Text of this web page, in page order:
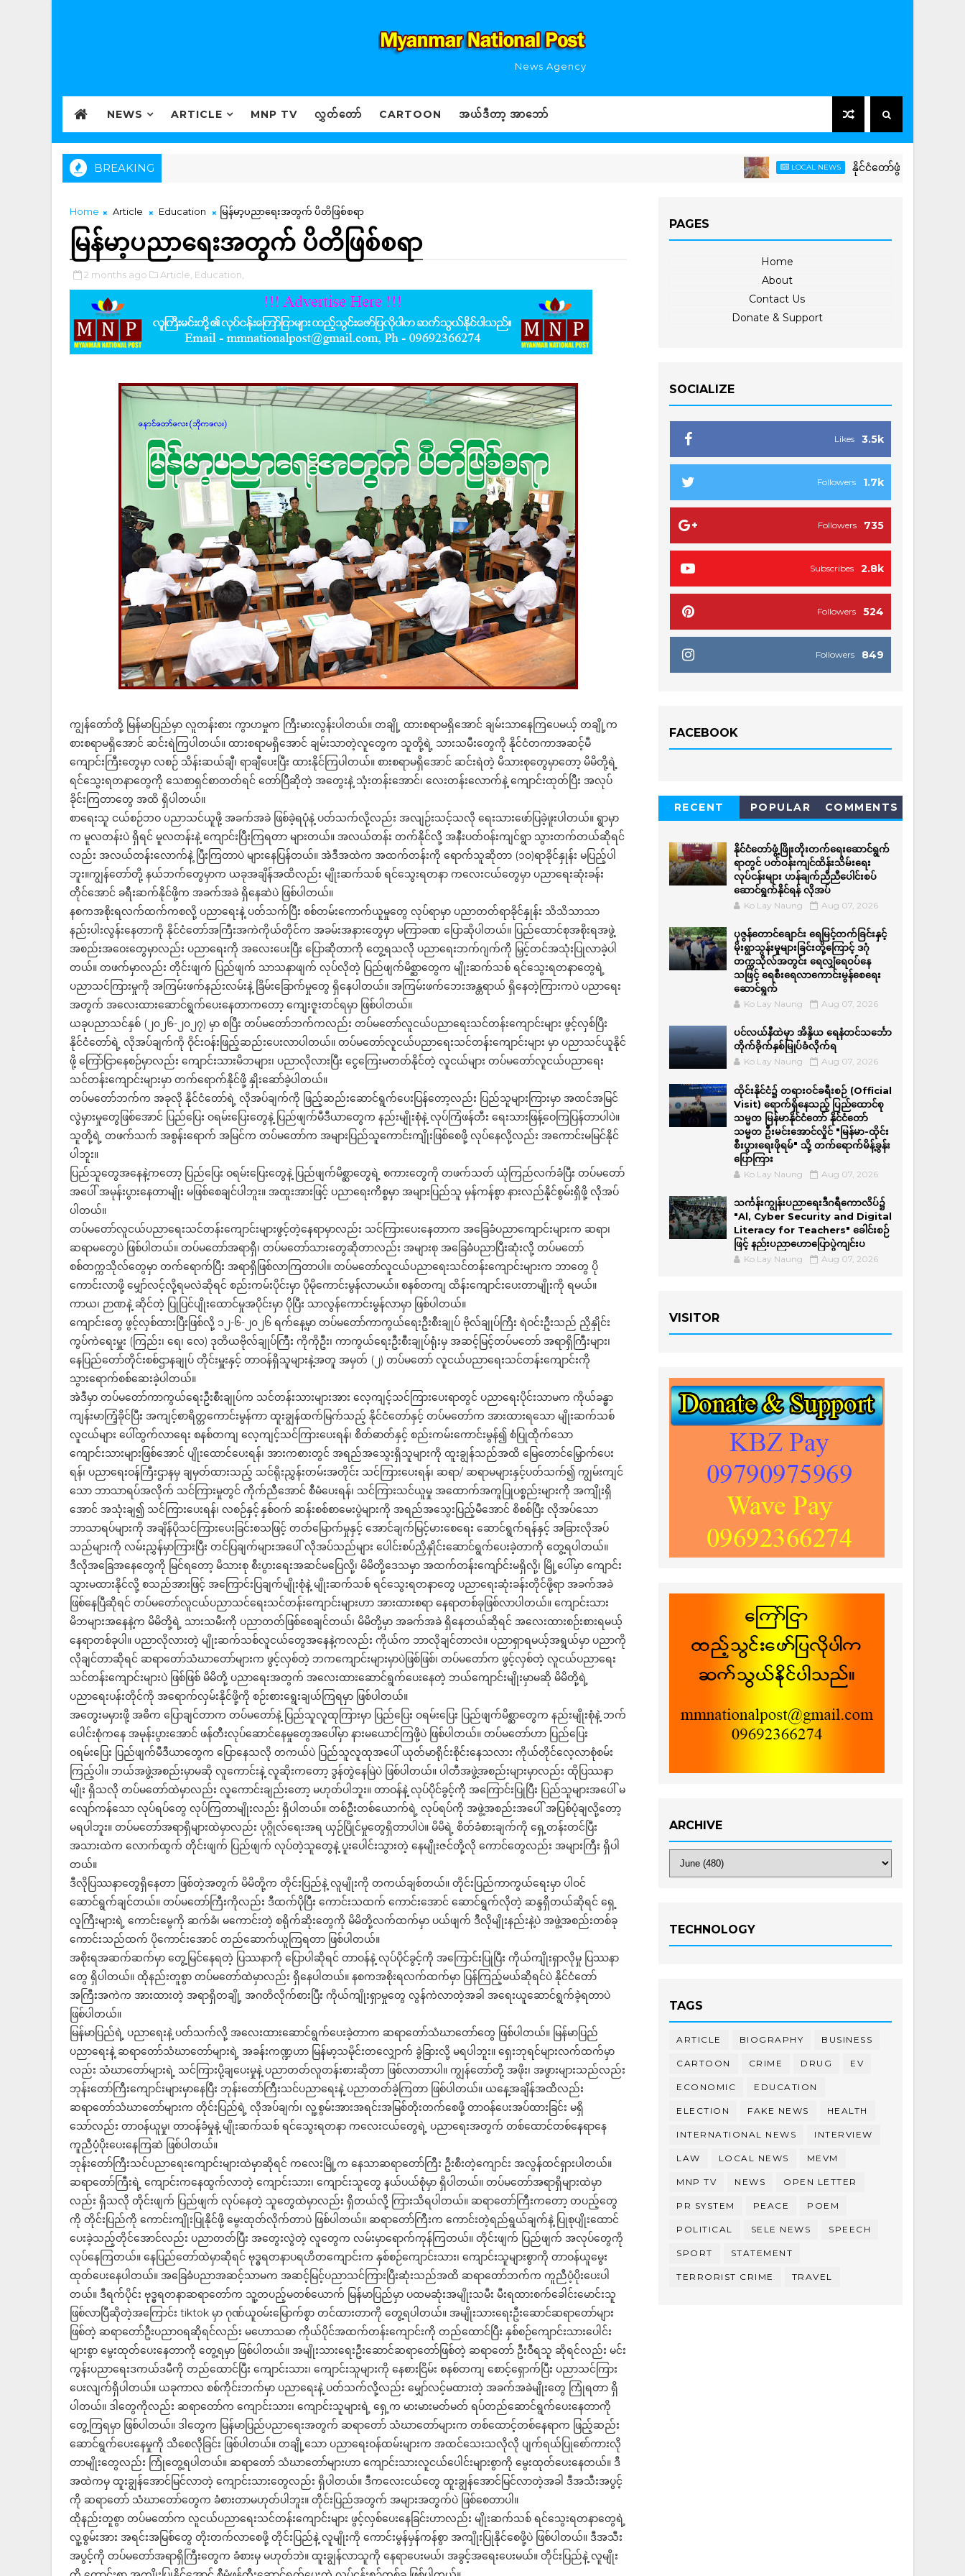
News Agency
NEWS ARTICLE MNP TV လွှတ်တော် CARTOON အယ်ဒီတာ့ အာဘော်
BREAKING LOCAL NEWS နိုင်ငံတော်ဖွံ့ဖြိုးတိုးတက်ရေးဆော
Home Article Education မြန်မာ့ပညာရေးအတွက် ပိတိဖြစ်စရာ
မြန်မာ့ပညာရေးအတွက် ပိတိဖြစ်စရာ
2 months ago Article, Education,
ကျွန်တော်တို့ မြန်မာပြည်မှာ လူတန်းစား ကွာဟမှုက ကြီးမားလွန်းပါတယ်။ တချို့ ထားစရာမရှိအောင် ချမ်းသာနေကြပေမယ့် တချို့က
စားစရာမရှိအောင် ဆင်းရဲကြပါတယ်။ ထားစရာမရှိအောင် ချမ်းသာတဲ့လူတွေက သူတို့ရဲ့ သားသမီးတွေကို နိုင်ငံတကာအဆင့်မီ
ကျောင်းကြီးတွေမှာ လစဉ် သိန်းဆယ်ချီ၊ ရာချီပေးပြီး ထားနိုင်ကြပါတယ်။ စားစရာမရှိအောင် ဆင်းရဲတဲ့ မိသားစုတွေမှာတော့ မိမိတို့ရဲ့
ရင်သွေးရတနာတွေကို သေစာရှင်စာတတ်ရင် တော်ပြီဆိုတဲ့ အတွေးနဲ့ သုံးတန်းအောင်၊ လေးတန်းလောက်နဲ့ ကျောင်းထုတ်ပြီး အလုပ်
ခိုင်းကြတာတွေ အထိ ရှိပါတယ်။
စာရေးသူ ငယ်စဉ်ဘဝ ပညာသင်ယူဖို့ အခက်အခဲ ဖြစ်ခဲ့ရပုံနဲ့ ပတ်သက်လို့လည်း အလျဉ်းသင့်သလို ရေးသားဖော်ပြခဲ့ဖူးပါတယ်။ ရွာမှာ
က မူလတန်းပဲ ရှိရင် မူလတန်းနဲ့ ကျောင်းပြီးကြရတာ များတယ်။ အလယ်တန်း တက်နိုင်လို့ အနီးပတ်ဝန်းကျင်ရွာ သွားတက်တယ်ဆိုရင်
လည်း အလယ်တန်းလောက်နဲ့ ပြီးကြတာပဲ များနေပြန်တယ်။ အဲဒီအထဲက အထက်တန်းကို ရောက်သူဆိုတာ (၁၀)ရာခိုင်နှုန်း မပြည့်ပါ
ဘူး။ကျွန်တော်တို့ နယ်ဘက်တွေမှာက ယခုအချိန်အထိလည်း မျိုးဆက်သစ် ရင်သွေးရတနာ ကလေးငယ်တွေမှာ ပညာရေးဆုံးခန်း
တိုင်အောင် ခရီးဆက်နိုင်ဖို့က အခက်အခဲ ရှိနေဆဲပဲ ဖြစ်ပါတယ်။
နစကအစိုးရလက်ထက်ကစလို့ ပညာရေးနဲ့ ပတ်သက်ပြီး စစ်တမ်းကောက်ယူမှုတွေ လုပ်ရာမှာ ပညာတတ်ရာခိုင်နှုန်း သိသိသာသာ
နည်းပါးလွန်းနေတာကို နိုင်ငံတော်အကြီးအကဲကိုယ်တိုင်က အခမ်းအနားတွေမှာ မကြာခဏ ပြောဆိုပါတယ်။ ပြည်ထောင်စုအစိုးရအဖွဲ့
အစည်းအဝေးတွေမှာလည်း ပညာရေးကို အလေးပေးပြီး ပြောဆိုတာကို တွေ့ရသလို ပညာရေးဘက်ဂျက်ကို မြှင့်တင်အသုံးပြုလာခဲ့ပါ
တယ်။ တဖက်မှာလည်း တိုင်းဖျက် ပြည်ဖျက် သာသနာဖျက် လုပ်လိုတဲ့ ပြည်ဖျက်မိစ္ဆာတွေက မျိုးဆက်သစ် ရင်သွေးရတနာတွေရဲ့
ပညာသင်ကြားမှုကို အကြမ်းဖက်နည်းလမ်းနဲ့ ခြိမ်းခြောက်မှုတွေ ရှိနေပါတယ်။ အကြမ်းဖက်ဘေးအန္တရာယ် ရှိနေတဲ့ကြားကပဲ ပညာရေး
အတွက် အလေးထားဆောင်ရွက်ပေးနေတာကတော့ ကျေးဇူးတင်ရမှာ ဖြစ်ပါတယ်။
ယခုပညာသင်နှစ် (၂၀၂၆-၂၀၂၇) မှာ စပြီး တပ်မတော်ဘက်ကလည်း တပ်မတော်လူငယ်ပညာရေးသင်တန်းကျောင်းများ ဖွင့်လှစ်ပြီး
နိုင်ငံတော်ရဲ့ လိုအပ်ချက်ကို ဝိုင်းဝန်းဖြည့်ဆည်းပေးလာပါတယ်။ တပ်မတော်လူငယ်ပညာရေးသင်တန်းကျောင်းများ မှာ ပညာသင်ယူနိုင်
ဖို့ ကြော်ငြာနေစဉ်မှာလည်း ကျောင်းသားမိဘများ၊ ပညာလိုလားပြီး ငွေကြေးမတတ်နိုင်တဲ့ လူငယ်များ တပ်မတော်လူငယ်ပညာရေး
သင်တန်းကျောင်းများမှာ တက်ရောက်နိုင်ဖို့ နှိုးဆော်ခဲ့ပါတယ်။
တပ်မတော်ဘက်က အခုလို နိုင်ငံတော်ရဲ့ လိုအပ်ချက်ကို ဖြည့်ဆည်းဆောင်ရွက်ပေးပြန်တော့လည်း ပြည်သူများကြားမှာ အထင်အမြင်
လွဲမှားမှုတွေဖြစ်အောင် ပြည်ပြေး ဝရမ်းပြေးတွေနဲ့ ပြည်ဖျက်မီဒီယာတွေက နည်းမျိုးစုံနဲ့ လုပ်ကြံဖန်တီး ရေးသားဖြန့်ဝေကြပြန်တာပါပဲ။
သူတို့ရဲ့ တဖက်သက် အစွန်းရောက် အမြင်က တပ်မတော်က အများပြည်သူကောင်းကျိုးဖြစ်စေဖို့ လုပ်နေလို့လည်း အကောင်းမမြင်နိုင်
ပါဘူး။
ပြည်သူတွေအနေနဲ့ကတော့ ပြည်ပြေး ဝရမ်းပြေးတွေနဲ့ ပြည်ဖျက်မိစ္ဆာတွေရဲ့ စကားတွေကို တဖက်သတ် ယုံကြည်လက်ခံပြီး တပ်မတော်
အပေါ် အမုန်းပွားနေတာမျိုး မဖြစ်စေချင်ပါဘူး။ အထူးအားဖြင့် ပညာရေးကိစ္စမှာ အများပြည်သူ မှန်ကန်စွာ နားလည်နိုင်စွမ်းရှိဖို့ လိုအပ်
ပါတယ်။
တပ်မတော်လူငယ်ပညာရေးသင်တန်းကျောင်းများဖွင့်တဲ့နေရာမှာလည်း သင်ကြားပေးနေတာက အခြေခံပညာကျောင်းများက ဆရာ၊
ဆရာမတွေပဲ ဖြစ်ပါတယ်။ တပ်မတော်အရာရှိ၊ တပ်မတော်သားတွေဆိုတာလည်း အများစု အခြေခံပညာပြီးဆုံးလို့ တပ်မတော်
စစ်တက္ကသိုလ်တွေမှာ တက်ရောက်ပြီး အရာရှိဖြစ်လာကြတာပါ။ တပ်မတော်လူငယ်ပညာရေးသင်တန်းကျောင်းများက ဘာတွေ ပို
ကောင်းလာဖို့ မျှော်လင့်လို့ရမလဲဆိုရင် စည်းကမ်းပိုင်းမှာ ပိုမိုကောင်းမွန်လာမယ်။ စနစ်တကျ ထိန်းကျောင်းပေးတာမျိုးကို ရမယ်။
ကာယ၊ ဉာဏနဲ့ ဆိုင်တဲ့ ပြုပြင်ပျိုးထောင်မှုအပိုင်းမှာ ပိုပြီး သာလွန်ကောင်းမွန်လာမှာ ဖြစ်ပါတယ်။
ကျောင်းတွေ ဖွင့်လှစ်ထားပြီးဖြစ်လို့ ၁၂-၆-၂၀၂၆ ရက်နေ့မှာ တပ်မတော်ကာကွယ်ရေးဦးစီးချုပ် ဗိုလ်ချုပ်ကြီး ရဲဝင်းဦးသည် ညှိနှိုင်း
ကွပ်ကဲရေးမှူး (ကြည်း၊ ရေ၊ လေ) ဒုတိယဗိုလ်ချုပ်ကြီး ကိုကိုဦး၊ ကာကွယ်ရေးဦးစီးချုပ်ရုံးမှ အဆင့်မြင့်တပ်မတော် အရာရှိကြီးများ၊
နေပြည်တော်တိုင်းစစ်ဌာနချုပ် တိုင်းမှူးနှင့် တာဝန်ရှိသူများနဲ့အတူ အမှတ် (၂) တပ်မတော် လူငယ်ပညာရေးသင်တန်းကျောင်းကို
သွားရောက်စစ်ဆေးခဲ့ပါတယ်။
အဲဒီမှာ တပ်မတော်ကာကွယ်ရေးဦးစီးချုပ်က သင်တန်းသားများအား လေ့ကျင့်သင်ကြားပေးရာတွင် ပညာရေးပိုင်းသာမက ကိုယ်ခန္ဓာ
ကျန်းမာကြံ့ခိုင်ပြီး အကျင့်စာရိတ္တကောင်းမွန်ကာ ထူးချွန်ထက်မြက်သည့် နိုင်ငံတော်နှင့် တပ်မတော်က အားထားရသော မျိုးဆက်သစ်
လူငယ်များ ပေါ်ထွက်လာရေး စနစ်တကျ လေ့ကျင့်သင်ကြားပေးရန်၊ စိတ်ဓာတ်နှင့် စည်းကမ်းကောင်းမွန်၍ စံပြုထိုက်သော
ကျောင်းသားများဖြစ်အောင် ပျိုးထောင်ပေးရန်၊ အားကစားတွင် အရည်အသွေးရှိသူများကို ထူးချွန်သည်အထိ မြေတောင်မြှောက်ပေး
ရန်၊ ပညာရေးဝန်ကြီးဌာနမှ ချမှတ်ထားသည့် သင်ရိုးညွှန်းတမ်းအတိုင်း သင်ကြားပေးရန်၊ ဆရာ/ ဆရာမများနှင့်ပတ်သက်၍ ကျွမ်းကျင်
သော ဘာသာရပ်အလိုက် သင်ကြားမှုတွင် ကိုက်ညီအောင် စီမံပေးရန်၊ သင်ကြားသင်ယူမှု အထောက်အကူပြုပစ္စည်းများကို အကျိုးရှိ
အောင် အသုံးချ၍ သင်ကြားပေးရန်၊ လစဉ်နှင့် နှစ်ဝက် ဆန်းစစ်စာမေးပွဲများကို အရည်အသွေးပြည့်မီအောင် စိစစ်ပြီး လိုအပ်သော
ဘာသာရပ်များကို အချိန်ပိုသင်ကြားပေးခြင်းစသဖြင့် တတ်မြောက်မှုနှင့် အောင်ချက်မြင့်မားစေရေး ဆောင်ရွက်ရန်နှင့် အခြားလိုအပ်
သည်များကို လမ်းညွှန်မှာကြားပြီး တင်ပြချက်များအပေါ် လိုအပ်သည်များ ပေါင်းစပ်ညှိနှိုင်းဆောင်ရွက်ပေးခဲ့တာကို တွေ့ရပါတယ်။
ဒီလိုအခြေအနေတွေကို မြင်ရတော့ မိသားစု စီးပွားရေးအဆင်မပြေလို့၊ မိမိတို့ဒေသမှာ အထက်တန်းကျော်င်းမရှိလို့၊ မြို့ပေါ်မှာ ကျောင်း
သွားမထားနိုင်လို့ စသည်အားဖြင့် အကြောင်းပြချက်မျိုးစုံနဲ့ မျိုးဆက်သစ် ရင်သွေးရတနာတွေ ပညာရေးဆုံးခန်းတိုင်ဖို့ရာ အခက်အခဲ
ဖြစ်နေပြီဆိုရင် တပ်မတော်လူငယ်ပညာသင်ရေးသင်တန်းကျောင်းများဟာ အားထားစရာ နေရာတစ်ခုဖြစ်လာပါတယ်။ ကျောင်းသား
မိဘများအနေနဲ့က မိမိတို့ရဲ့ သားသမီးကို ပညာတတ်ဖြစ်စေချင်တယ်၊ မိမိတို့မှာ အခက်အခဲ ရှိနေတယ်ဆိုရင် အလေးထားစဉ်းစားရမယ့်
နေရာတစ်ခုပါ။ ပညာလိုလားတဲ့ မျိုးဆက်သစ်လူငယ်တွေအနေနဲ့ကလည်း ကိုယ်က ဘာလိုချင်တာလဲ။ ပညာရှာရမယ့်အရွယ်မှာ ပညာကို
လိုချင်တာဆိုရင် ဆရာတော်သံဃာတော်များက ဖွင့်လှစ်တဲ့ ဘကကျောင်းများမှာပဲဖြစ်ဖြစ်၊ တပ်မတော်က ဖွင့်လှစ်တဲ့ လူငယ်ပညာရေး
သင်တန်းကျောင်းများပဲ ဖြစ်ဖြစ် မိမိတို့ ပညာရေးအတွက် အလေးထားဆောင်ရွက်ပေးနေတဲ့ ဘယ်ကျောင်းမျိုးမှာမဆို မိမိတို့ရဲ့
ပညာရေးပန်းတိုင်ကို အရောက်လှမ်းနိုင်ဖို့ကို စဉ်းစားရွေးချယ်ကြရမှာ ဖြစ်ပါတယ်။
အတွေးမမှားဖို့ အဓိက ပြောချင်တာက တပ်မတော်နဲ့ ပြည်သူလူထုကြားမှာ ပြည်ပြေး ဝရမ်းပြေး ပြည်ဖျက်မိစ္ဆာတွေက နည်းမျိုးစုံနဲ့ ဘက်
ပေါင်းစုံကနေ အမုန်းပွားအောင် ဖန်တီးလုပ်ဆောင်နေမှုတွေအပေါ်မှာ နားမယောင်ကြဖို့ပဲ ဖြစ်ပါတယ်။ တပ်မတော်ဟာ ပြည်ပြေး
ဝရမ်းပြေး ပြည်ဖျက်မီဒီယာတွေက ပြောနေသလို တကယ်ပဲ ပြည်သူလူထုအပေါ် ယုတ်မာရိုင်းစိုင်းနေသလား ကိုယ်တိုင်လေ့လာစုံစမ်း
ကြည့်ပါ။ ဘယ်အဖွဲ့အစည်းမှာမဆို လူကောင်းနဲ့ လူဆိုးကတော့ ဒွန်တွဲနေမြဲပဲ ဖြစ်ပါတယ်။ ပါတီအဖွဲ့အစည်းများမှာလည်း ထိုပြဿနာ
မျိုး ရှိသလို တပ်မတော်ထဲမှာလည်း လူကောင်းချည်းတော့ မဟုတ်ပါဘူး။ တာဝန်နဲ့ လုပ်ပိုင်ခွင့်ကို အကြောင်းပြုပြီး ပြည်သူများအပေါ် မ
လျော်ကန်သော လုပ်ရပ်တွေ လုပ်ကြတာမျိုးလည်း ရှိပါတယ်။ တစ်ဦးတစ်ယောက်ရဲ့ လုပ်ရပ်ကို အဖွဲ့အစည်းအပေါ် အပြစ်ပုံချလို့တော့
မရပါဘူး။ တပ်မတော်အရာရှိများထဲမှာလည်း ပုဂ္ဂိုလ်ရေးအရ ယှဉ်ပြိုင်မှုတွေရှိတာပါပဲ။ မိမိရဲ့ စိတ်ခံစားချက်ကို ရှေ့တန်းတင်ပြီး
အသားထဲက လောက်ထွက် တိုင်းဖျက် ပြည်ဖျက် လုပ်တဲ့သူတွေနဲ့ ပူးပေါင်းသွားတဲ့ နေမျိုးဇင်တို့လို ကောင်တွေလည်း အများကြီး ရှိပါ
တယ်။
ဒီလိုပြဿနာတွေရှိနေတာ ဖြစ်တဲ့အတွက် မိမိတို့က တိုင်းပြည်နဲ့ လူမျိုးကို တကယ်ချစ်တယ်။ တိုင်းပြည်ကာကွယ်ရေးမှာ ပါဝင်
ဆောင်ရွက်ချင်တယ်။ တပ်မတော်ကြီးကိုလည်း ဒီထက်ပိုပြီး ကောင်းသထက် ကောင်းအောင် ဆောင်ရွက်လိုတဲ့ ဆန္ဒရှိတယ်ဆိုရင် ရှေ့
လူကြီးများရဲ့ ကောင်းမွေကို ဆက်ခံ၊ မကောင်းတဲ့ စရိုက်ဆိုးတွေကို မိမိတို့လက်ထက်မှာ ပယ်ဖျက် ဒီလိုမျိုးနည်းနဲ့ပဲ အဖွဲ့အစည်းတစ်ခု
ကောင်းသည်ထက် ပိုကောင်းအောင် တည်ဆောက်ယူကြရတာ ဖြစ်ပါတယ်။
အစိုးရအဆက်ဆက်မှာ တွေ့မြင်နေရတဲ့ ပြဿနာကို ပြောပါဆိုရင် တာဝန်နဲ့ လုပ်ပိုင်ခွင့်ကို အကြောင်းပြုပြီး ကိုယ်ကျိုးရှာလိုမှု ပြဿနာ
တွေ ရှိပါတယ်။ ထိုနည်းတူစွာ တပ်မတော်ထဲမှာလည်း ရှိနေပါတယ်။ နစကအစိုးရလက်ထက်မှာ ပြန်ကြည့်မယ်ဆိုရင်ပဲ နိုင်ငံတော်
အကြီးအကဲက အားထားတဲ့ အရာရှိတချို့ အဂတိလိုက်စားပြီး ကိုယ်ကျိုးရှာမှုတွေ လွန်ကဲလာတဲ့အခါ အရေးယူဆောင်ရွက်ခဲ့ရတာပဲ
ဖြစ်ပါတယ်။
မြန်မာပြည်ရဲ့ ပညာရေးနဲ့ ပတ်သက်လို့ အလေးထားဆောင်ရွက်ပေးခဲ့တာက ဆရာတော်သံဃာတော်တွေ ဖြစ်ပါတယ်။ မြန်မာပြည်
ပညာရေးနဲ့ ဆရာတော်သံဃာတော်များရဲ့ အခန်းကဏ္ဍဟာ မြန်မာ့သမိုင်းတလျှောက် ခွဲခြားလို့ မရပါဘူး။ ရှေးဘုရင်များလက်ထက်မှာ
လည်း သံဃာတော်များရဲ့ သင်ကြားပို့ချပေးမှုနဲ့ ပညာတတ်လူတန်းစားဆိုတာ ဖြစ်လာတာပါ။ ကျွန်တော်တို့ အဖိုး၊ အဖွားများသည်လည်း
ဘုန်းတော်ကြီးကျောင်းများမှာနေပြီး ဘုန်းတော်ကြီးသင်ပညာရေးနဲ့ ပညာတတ်ခဲ့ကြတာ ဖြစ်ပါတယ်။ ယနေ့အချိန်အထိလည်း
ဆရာတော်သံဃာတော်များက တိုင်းပြည်ရဲ့ လိုအပ်ချက်၊ လူ့စွမ်းအားအရင်းအမြစ်တိုးတက်စေဖို့ တာဝန်ပေးအပ်ထားခြင်း မရှိ
သော်လည်း တာဝန်ယူမှု၊ တာဝန်ခံမှုနဲ့ မျိုးဆက်သစ် ရင်သွေးရတနာ ကလေးငယ်တွေရဲ့ ပညာရေးအတွက် တစ်ထောင်တစ်နေရာနေ
ကူညီပံ့ပိုးပေးနေကြဆဲ ဖြစ်ပါတယ်။
ဘုန်းတော်ကြီးသင်ပညာရေးကျောင်းများထဲမှာဆိုရင် ကလေးမြို့က နေသာဆရာတော်ကြီး ဦးစီးတဲ့ကျောင်း အလွန်ထင်ရှားပါတယ်။
ဆရာတော်ကြီးရဲ့ ကျောင်းကနေထွက်လာတဲ့ ကျောင်းသား၊ ကျောင်းသူတွေ နယ်ပယ်စုံမှာ ရှိပါတယ်။ တပ်မတော်အရာရှိများထဲမှာ
လည်း ရှိသလို တိုင်းဖျက် ပြည်ဖျက် လုပ်နေတဲ့ သူတွေထဲမှာလည်း ရှိတယ်လို့ ကြားသိရပါတယ်။ ဆရာတော်ကြီးကတော့ တပည့်တွေ
ကို တိုင်းပြည်ကို ကောင်းကျိုးပြုနိုင်ဖို့ မွေးထုတ်လိုက်တာပဲ ဖြစ်ပါတယ်။ ဆရာတော်ကြီးက ကောင်းတဲ့ရည်ရွယ်ချက်နဲ့ ပြုစုပျိုးထောင်
ပေးခဲ့သည့်တိုင်အောင်လည်း ပညာတတ်ပြီး အတွေးလွဲတဲ့ လူတွေက လမ်းမှာရောက်ကုန်ကြတယ်။ တိုင်းဖျက် ပြည်ဖျက် အလုပ်တွေကို
လုပ်နေကြတယ်။ နေပြည်တော်ထဲမှာဆိုရင် ဗုဒ္ဓရတနာပရဟိတကျောင်းက နှစ်စဉ်ကျောင်းသား၊ ကျောင်းသူများစွာကို တာဝန်ယူမွေး
ထုတ်ပေးနေပါတယ်။ အခြေခံပညာအဆင့်သာမက အဆင့်မြင့်ပညာသင်ကြားပြီးဆုံးသည်အထိ ဆရာတော်ဘက်က ကူညီပံ့ပိုးပေးပါ
တယ်။ ဒီရက်ပိုင်း ဗုဒ္ဓရတနာဆရာတော်က သူ့တပည့်မတစ်ယောက် မြန်မာပြည်မှာ ပထမဆုံးအမျိုးသမီး မီးရထားစက်ခေါင်းမောင်းသူ
ဖြစ်လာပြီဆိုတဲ့အကြောင်း tiktok မှာ ဂုဏ်ယူဝမ်းမြောက်စွာ တင်ထားတာကို တွေ့ရပါတယ်။ အမျိုးသားရေးဦးဆောင်ဆရာတော်များ
ဖြစ်တဲ့ ဆရာတော်ဦးပညာဝရဆိုရင်လည်း မဟောသဓာ ကိုယ်ပိုင်အထက်တန်းကျောင်းကို တည်ထောင်ပြီး နှစ်စဉ်ကျောင်းသားပေါင်း
များစွာ မွေးထုတ်ပေးနေတာကို တွေ့ရမှာ ဖြစ်ပါတယ်။ အမျိုးသားရေးဦးဆောင်ဆရာတော်ဖြစ်တဲ့ ဆရာတော် ဦးဝီရသူ ဆိုရင်လည်း မင်း
ကွန်းပညာရေးဒကယ်ဒမီကို တည်ထောင်ပြီး ကျောင်းသား၊ ကျောင်းသူများကို နေစားငြိမ်း စနစ်တကျ စောင့်ရှောက်ပြီး ပညာသင်ကြား
ပေးလျက်ရှိပါတယ်။ ယခုကာလ စစ်ကိုင်းဘက်မှာ ပညာရေးနဲ့ ပတ်သက်လို့လည်း မျှော်လင့်မထားတဲ့ အခက်အခဲမျိုးတွေ ကြုံရတာ ရှိ
ပါတယ်။ ဒါတွေကိုလည်း ဆရာတော်က ကျောင်းသား၊ ကျောင်းသူများရဲ့ ရှေ့က မားမားမတ်မတ် ရပ်တည်ဆောင်ရွက်ပေးနေတာကို
တွေ့ကြရမှာ ဖြစ်ပါတယ်။ ဒါတွေက မြန်မာပြည်ပညာရေးအတွက် ဆရာတော် သံဃာတော်များက တစ်ထောင့်တစ်နေရာက ဖြည့်ဆည်း
ဆောင်ရွက်ပေးနေမှုကို သိစေလိုခြင်း ဖြစ်ပါတယ်။ တချို့သော ပညာရေးဝန်ထမ်းများက အထင်သေးသလိုလို ပျက်ရယ်ပြုစော်ကားလို
တာမျိုးတွေလည်း ကြုံတွေ့ရပါတယ်။ ဆရာတော် သံဃာတော်များဟာ ကျောင်းသားလူငယ်ပေါင်းများစွာကို မွေးထုတ်ပေးနေတယ်။ ဒီ
အထဲကမှ ထူးချွန်အောင်မြင်လာတဲ့ ကျောင်းသားတွေလည်း ရှိပါတယ်။ ဒီကလေးငယ်တွေ ထူးချွန်အောင်မြင်လာတဲ့အခါ ဒီအသီးအပွင့်
ကို ဆရာတော် သံဃာတော်တွေက ခံစားတာမဟုတ်ပါဘူး။ တိုင်းပြည်အတွက် အများအတွက်ပဲ ဖြစ်စေတာပါ။
ထိုနည်းတူစွာ တပ်မတော်က လူငယ်ပညာရေးသင်တန်းကျောင်းများ ဖွင့်လှစ်ပေးနေခြင်းဟာလည်း မျိုးဆက်သစ် ရင်သွေးရတနာတွေရဲ့
လူ့စွမ်းအား အရင်းအမြစ်တွေ တိုးတက်လာစေဖို့ တိုင်းပြည်နဲ့ လူမျိုးကို ကောင်းမွန်မှန်ကန်စွာ အကျိုးပြုနိုင်စေဖို့ပဲ ဖြစ်ပါတယ်။ ဒီအသီး
အပွင့်ကို တပ်မတော်အရာရှိကြီးတွေက ခံစားမှ မဟုတ်ဘဲ။ ထူးချွန်လာသူကို နေရာပေးမယ်၊ အခွင့်အရေးပေးမယ်။ တိုင်းပြည်နဲ့ လူမျိုး
PAGES
Home
About
Contact Us
Donate & Support
SOCIALIZE
3.5k
Likes
1.7k
Followers
735
Followers
2.8k
Subscribes
524
Followers
849
Followers
FACEBOOK
RECENT POPULAR COMMENTS
နိုင်ငံတော်ဖွံ့ဖြိုးတိုးတက်ရေးဆောင်ရွက်
ရာတွင် ပတ်ဝန်းကျင်ထိန်းသိမ်းရေး
လုပ်ငန်းများ ဟန်ချက်ညီညီပေါင်းစပ်
ဆောင်ရွက်နိုင်ရန် လိုအပ်
Ko Lay Naung Aug 07, 2026
ပုဇွန်တောင်ချောင်း ရေမြင့်တက်ခြင်းနှင့်
မိုးရွာသွန်းမှုများခြင်းတို့ကြောင့် ဒဂုံ
တက္ကသိုလ်အတွင်း ရေလျှံရေဝပ်နေ
သဖြင့် ရေစီးရေလာကောင်းမွန်စေရေး
ဆောင်ရွက်
Ko Lay Naung Aug 07, 2026
ပင်လယ်နီထဲမှာ အိန္ဒိယ ရေနံတင်သင်္ဘော
တိုက်ခိုက်နှစ်မြုပ်ခံလိုက်ရ
Ko Lay Naung Aug 07, 2026
ထိုင်းနိုင်ငံ၌ တရားဝင်ခရီးစဉ် (Official
Visit) ရောက်ရှိနေသည့် ပြည်ထောင်စု
သမ္မတ မြန်မာနိုင်ငံတော် နိုင်ငံတော်
သမ္မတ ဦးမင်းအောင်လှိုင် "မြန်မာ-ထိုင်း
စီးပွားရေးဖိုရမ်" သို့ တက်ရောက်မိန့်ခွန်း
ပြောကြား
Ko Lay Naung Aug 07, 2026
သင်္ကန်းကျွန်းပညာရေးဒီဂရီကောလိပ်၌
"Al, Cyber Security and Digital
Literacy for Teachers" ခေါင်းစဉ်
ဖြင့် နည်းပညာဟောပြောပွဲကျင်းပ
Ko Lay Naung Aug 07, 2026
VISITOR
ARCHIVE
TECHNOLOGY
TAGS
ARTICLE BIOGRAPHY BUSINESS
CARTOON CRIME DRUG EV
ECONOMIC EDUCATION
ELECTION FAKE NEWS HEALTH
INTERNATIONAL NEWS INTERVIEW
LAW LOCAL NEWS MEVM
MNP TV NEWS OPEN LETTER
PR SYSTEM PEACE POEM
POLITICAL SELE NEWS SPEECH
SPORT STATEMENT
TERRORIST CRIME TRAVEL